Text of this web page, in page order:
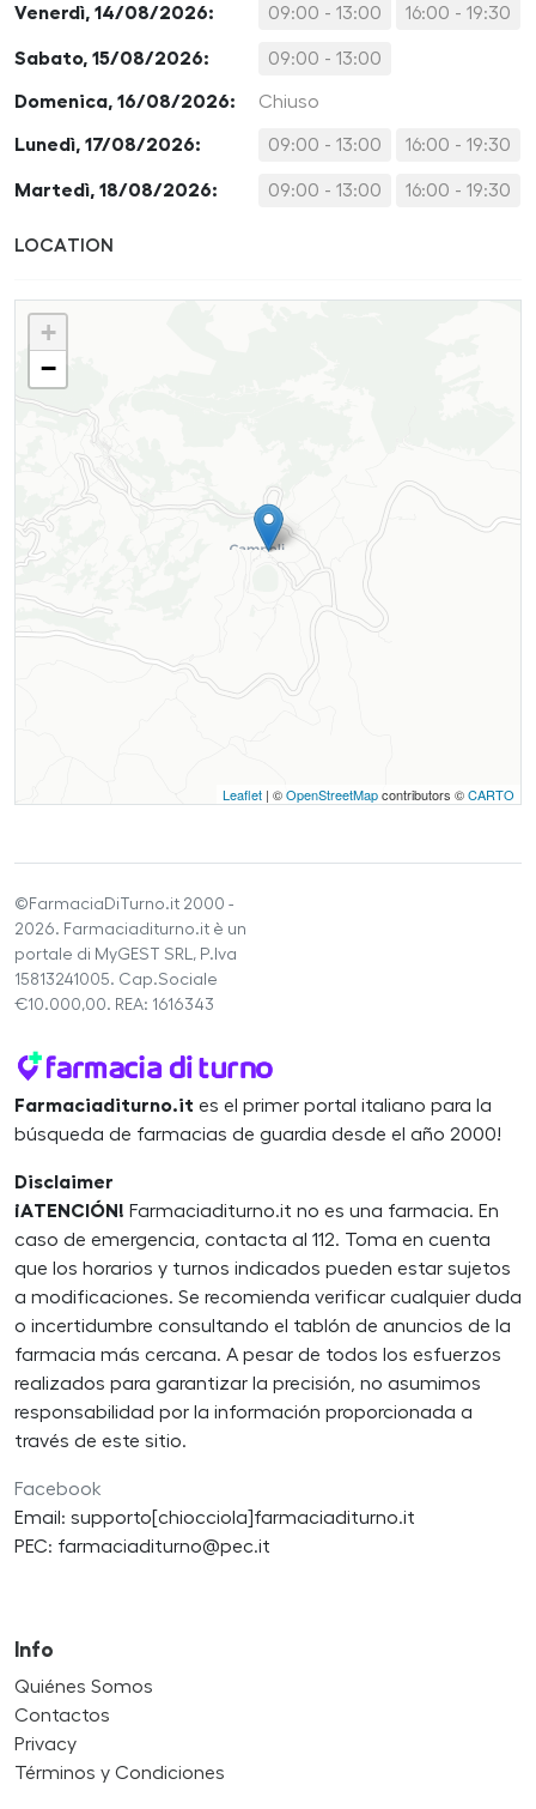
Venerdì, 14/08/2026: 09:00 - 13:00 16:00 - 19:30
Sabato, 15/08/2026: 09:00 - 13:00
Domenica, 16/08/2026: Chiuso
Lunedì, 17/08/2026: 09:00 - 13:00 16:00 - 19:30
Martedì, 18/08/2026: 09:00 - 13:00 16:00 - 19:30
LOCATION
+
−
Leaflet | ©OpenStreetMapcontributors ©CARTO
©FarmaciaDiTurno.it 2000 -
2026. Farmaciaditurno.it è un
portale di MyGEST SRL, P.Iva
15813241005. Cap.Sociale
€10.000,00. REA: 1616343
Farmaciaditurno.it es el primer portal italiano para la
búsqueda de farmacias de guardia desde el año 2000!
Disclaimer
¡ATENCIÓN! Farmaciaditurno.it no es una farmacia. En
caso de emergencia, contacta al 112. Toma en cuenta
que los horarios y turnos indicados pueden estar sujetos
a modificaciones. Se recomienda verificar cualquier duda
o incertidumbre consultando el tablón de anuncios de la
farmacia más cercana. A pesar de todos los esfuerzos
realizados para garantizar la precisión, no asumimos
responsabilidad por la información proporcionada a
través de este sitio.
Facebook
Email: supporto[chiocciola]farmaciaditurno.it
PEC: farmaciaditurno@pec.it
Info
Quiénes Somos
Contactos
Privacy
Términos y Condiciones